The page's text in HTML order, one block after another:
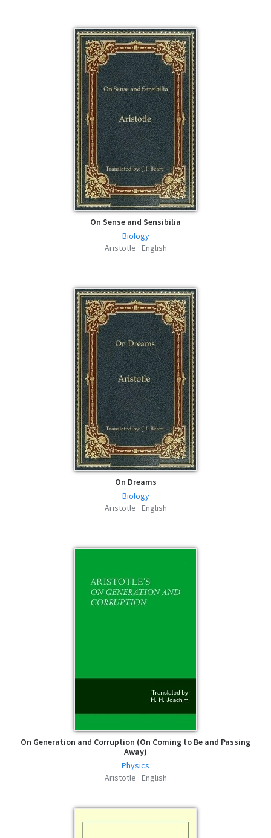
On Sense and Sensibilia
Biology
Aristotle · English
On Dreams
Biology
Aristotle · English
On Generation and Corruption (On Coming to Be and Passing
Away)
Physics
Aristotle · English